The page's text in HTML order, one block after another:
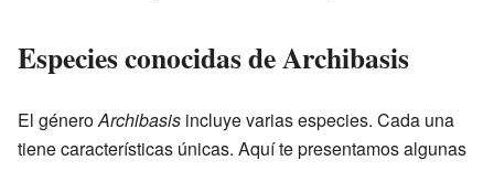
Especies conocidas de Archibasis
El géneroArchibasis incluye varias especies. Cada una
tiene características únicas. Aquí te presentamos algunas